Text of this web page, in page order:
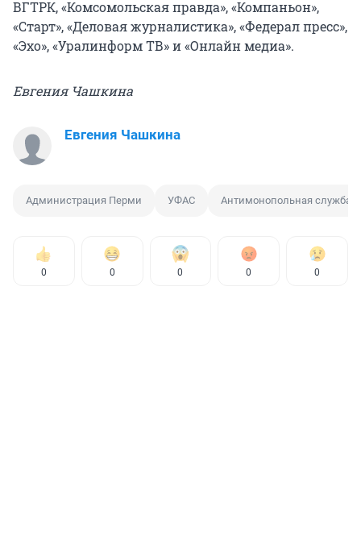
ВГТРК, «Комсомольская правда», «Компаньон»,
«Старт», «Деловая журналистика», «Федерал пресс»,
«Эхо», «Уралинформ ТВ» и «Онлайн медиа».
Евгения Чашкина
Евгения Чашкина
Администрация Перми УФАС Антимонопольная служба
0 0 0 0 0